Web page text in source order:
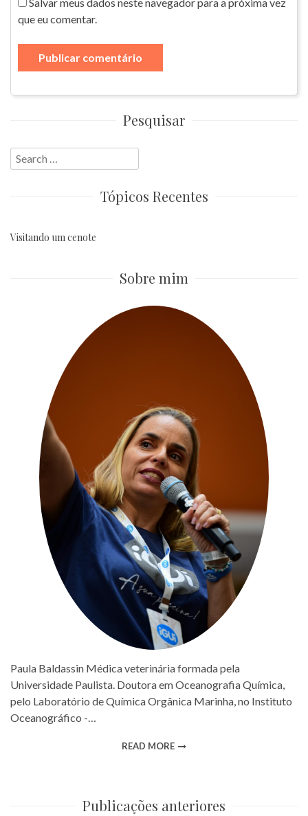
que eu comentar.
Pesquisar
Search
for:
Tópicos Recentes
Visitando um cenote
Sobre mim
Paula Baldassin Médica veterinária formada pela
Universidade Paulista. Doutora em Oceanografia Química,
pelo Laboratório de Química Orgânica Marinha, no Instituto
Oceanográfico -…
READ MORE
Publicações anteriores